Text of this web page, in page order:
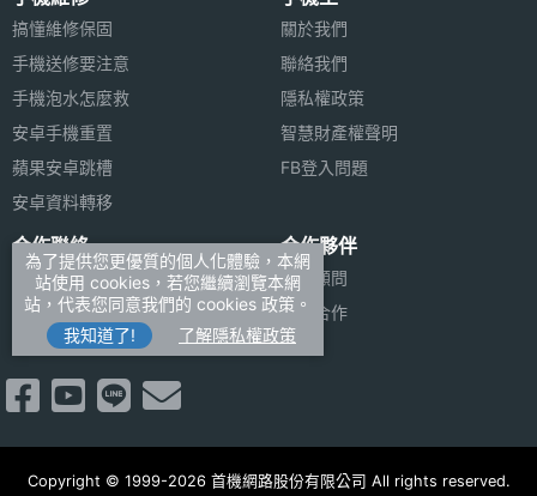
搞懂維修保固
手機送修要注意
手機泡水怎麼救
安卓手機重置
蘋果安卓跳槽
安卓資料轉移
關於我們
聯絡我們
隱私權政策
智慧財產權聲明
FB登入問題
合作聯絡
廣告刊登
加入商店報價
新聞聯絡
合作夥伴
法律顧問
媒體合作
Copyright © 1999-2026 首機網路股份有限公司 All rights reserved.
為了提供您更優質的個人化體驗，本網
站使用 cookies，若您繼續瀏覽本網
站，代表您同意我們的 cookies 政策。
我知道了!
了解隱私權政策